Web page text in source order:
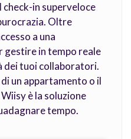
check-in superveloce
Oltre
a una
in tempo reale
dei tuoi collaboratori.
un appartamento o il
è la soluzione
tempo.